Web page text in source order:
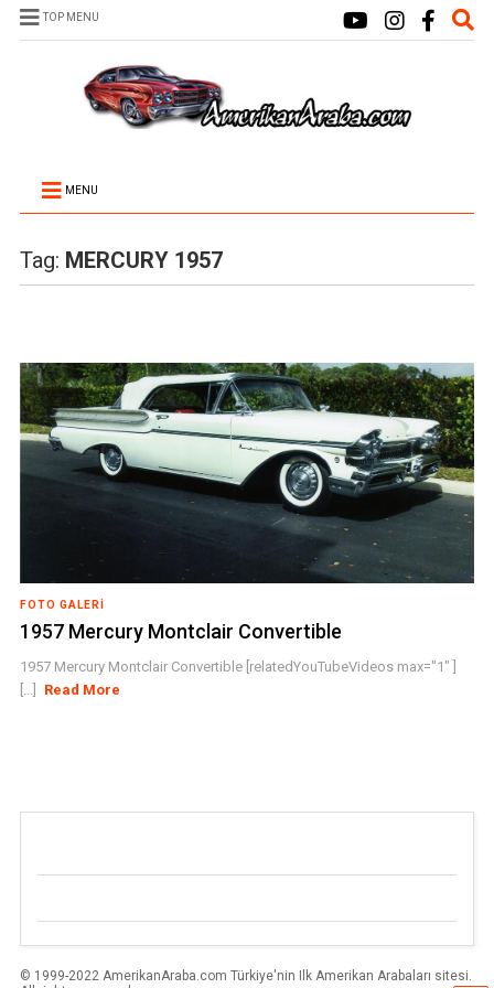
TOP MENU
MENU
Tag: MERCURY 1957
FOTO GALERI
1957 Mercury Montclair Convertible
1957 Mercury Montclair Convertible [relatedYouTubeVideos max="1" ]
[...]
Read More
© 1999-2022 AmerikanAraba.com Türkiye'nin Ilk Amerikan Arabaları sitesi.